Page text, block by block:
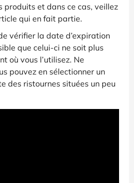
produits et dans ce cas, veillez
qui en fait partie.
vérifier la date d’expiration
que celui-ci ne soit plus
où vous l’utilisez. Ne
pouvez en sélectionner un
des ristournes situées un peu